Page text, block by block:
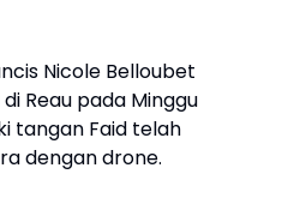
Nicole Belloubet
Reau pada Minggu
tangan Faid telah
dengan drone.